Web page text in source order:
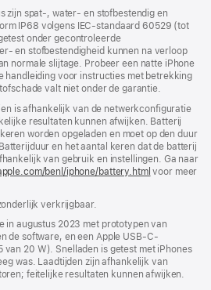
zijn spat‑, water‑ en stofbestendig en
IP68 volgens IEC‑standaard 60529 (tot
onder gecontroleerde
en stof­­bestendigheid kunnen na verloop
normale slijtage. Probeer een natte iPhone
handleiding voor instructies met betrekking
valt niet onder de garantie.
is afhankelijk van de netwerkconfiguratie
resultaten kunnen afwijken. Batterij
worden opgeladen en moet op den duur
en het aantal keren dat de batterij
van gebruik en instellingen. Ga naar
benl/iphone/battery.html voor meer
verkrijgbaar.
in augustus 2023 met prototypen van
de software, en een Apple USB‑C-
van 20 W). Snelladen is getest met iPhones
was. Laadtijden zijn afhankelijk van
feitelijke resultaten kunnen afwijken.